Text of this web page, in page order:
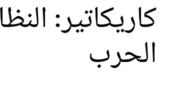
كاريكاتير:
الحرب